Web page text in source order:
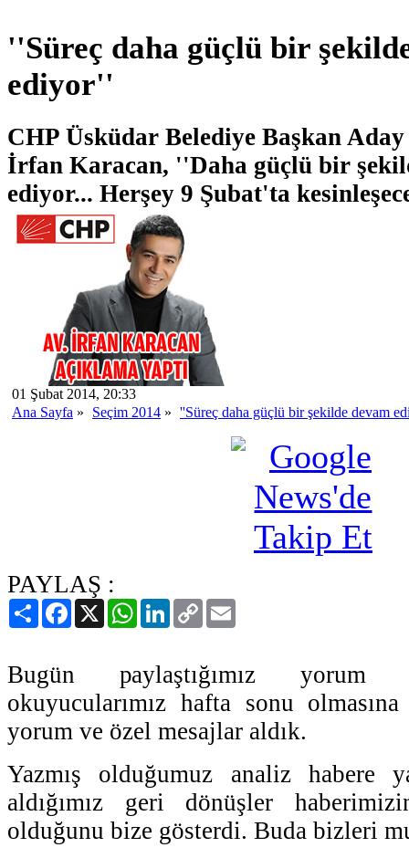
''Süreç daha güçlü bir
ediyor''
CHP Üsküdar Belediye Başkan
İrfan Karacan, ''Daha güçlü bir
ediyor... Herşey 9 Şubat'ta
01 Şubat 2014, 20:33
Ana Sayfa » Seçim 2014 » ''Süreç daha güçlü bir şekilde devam
PAYLAŞ :
PaylaşFacebook
X WhatsAppLinkedIn
Copy
Link
Bugün paylaştığımız yorum
okuyucularımız hafta sonu
yorum ve özel mesajlar aldık.
Yazmış olduğumuz analiz habere
aldığımız geri dönüşler
olduğunu bize gösterdi. Buda bizleri